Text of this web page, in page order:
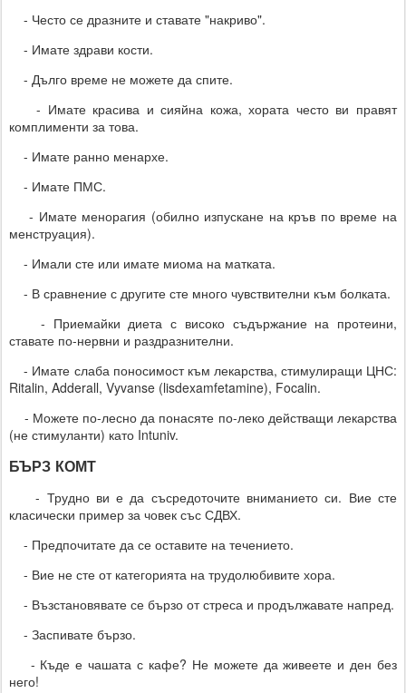
- Често се дразните и ставате "накриво".
- Имате здрави кости.
- Дълго време не можете да спите.
- Имате красива и сияйна кожа, хората често ви правят
комплименти за това.
- Имате ранно менархе.
- Имате ПМС.
- Имате менорагия (обилно изпускане на кръв по време на
менструация).
- Имали сте или имате миома на матката.
- В сравнение с другите сте много чувствителни към болката.
- Приемайки диета с високо съдържание на протеини,
ставате по-нервни и раздразнителни.
- Имате слаба поносимост към лекарства, стимулиращи ЦНС:
Ritalin, Adderall, Vyvanse (lisdexamfetamine), Focalin.
- Можете по-лесно да понасяте по-леко действащи лекарства
(не стимуланти) като Intuniv.
БЪРЗ КОМТ
- Трудно ви е да съсредоточите вниманието си. Вие сте
класически пример за човек със СДВХ.
- Предпочитате да се оставите на течението.
- Вие не сте от категорията на трудолюбивите хора.
- Възстановявате се бързо от стреса и продължавате напред.
- Заспивате бързо.
- Къде е чашата с кафе? Не можете да живеете и ден без
него!